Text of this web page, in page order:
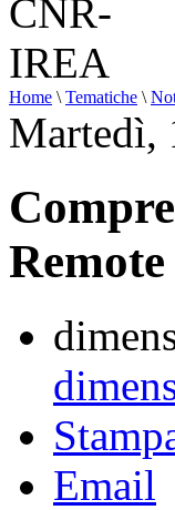
Home \ Tematiche \
Martedì,
Email